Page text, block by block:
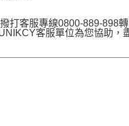
打客服專線0800-889-898轉
客服單位為您協助，